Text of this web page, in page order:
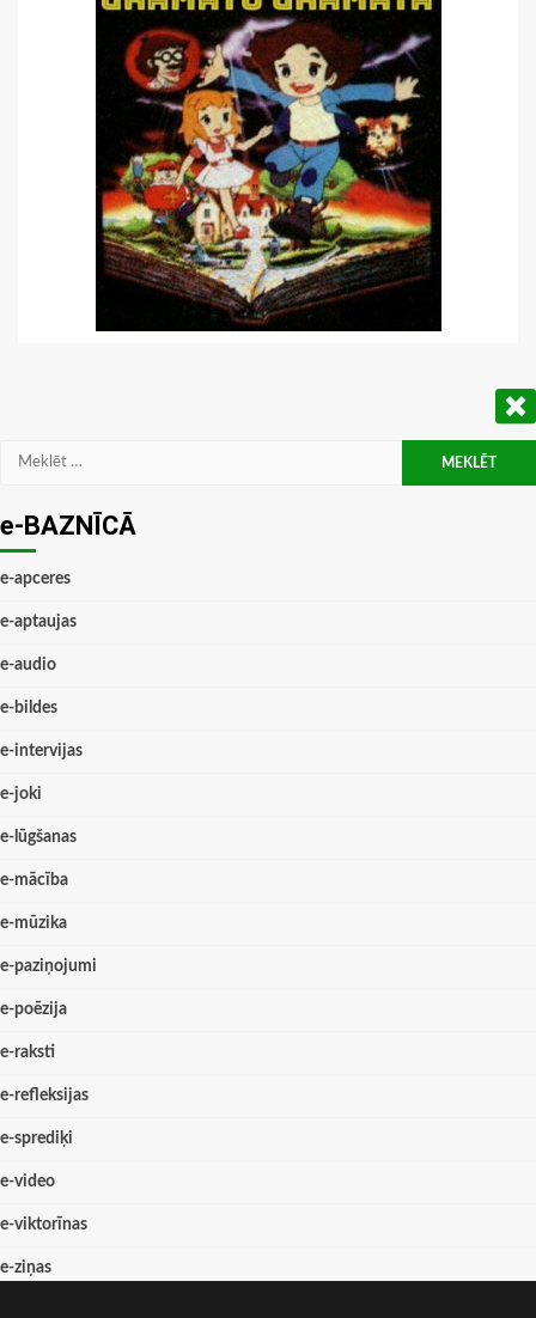
Meklēt:
e-BAZNĪCĀ
e-apceres
e-aptaujas
e-audio
e-bildes
e-intervijas
e-joki
e-lūgšanas
e-mācība
e-mūzika
e-paziņojumi
e-poēzija
e-raksti
e-refleksijas
e-sprediķi
e-video
e-viktorīnas
e-ziņas